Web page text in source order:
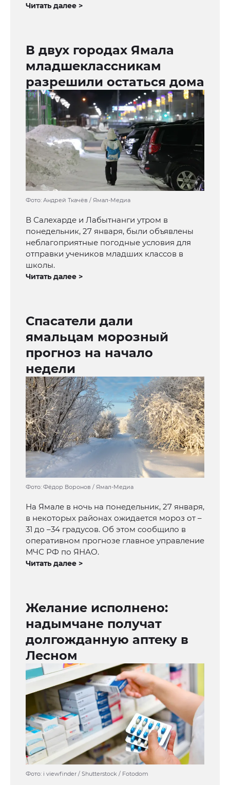
Читать далее >
В двух городах Ямала
младшеклассникам
разрешили остаться дома
Фото: Андрей Ткачёв / Ямал-Медиа
В Салехарде и Лабытнанги утром в
понедельник, 27 января, были объявлены
неблагоприятные погодные условия для
отправки учеников младших классов в
школы.
Читать далее >
Спасатели дали
ямальцам морозный
прогноз на начало
недели
Фото: Фёдор Воронов / Ямал-Медиа
На Ямале в ночь на понедельник, 27 января,
в некоторых районах ожидается мороз от –
31 до –34 градусов. Об этом сообщило в
оперативном прогнозе главное управление
МЧС РФ по ЯНАО.
Читать далее >
Желание исполнено:
надымчане получат
долгожданную аптеку в
Лесном
Фото: i viewfinder / Shutterstock / Fotodom